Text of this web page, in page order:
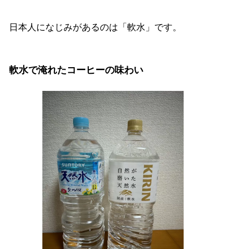
日本人になじみがあるのは「軟水」です。
軟水で淹れたコーヒーの味わい